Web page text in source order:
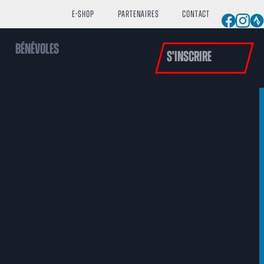
E-shop Partenaires Contact
Bénévoles
S'inscrire